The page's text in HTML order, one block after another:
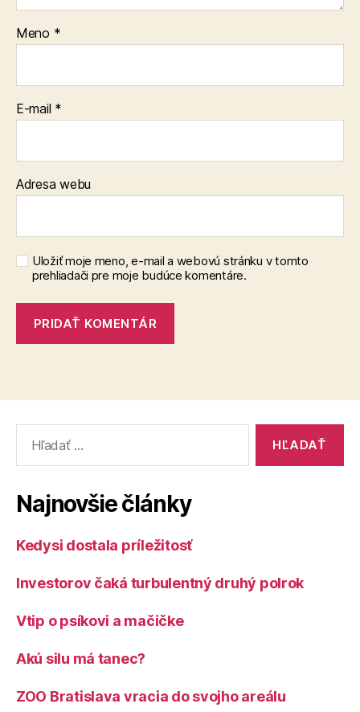
Meno *
E-mail *
Adresa webu
Uložiť moje meno, e-mail a webovú stránku v tomto
prehliadači pre moje budúce komentáre.
Najnovšie články
Kedysi dostala príležitosť
Investorov čaká turbulentný druhý polrok
Vtip o psíkovi a mačičke
Akú silu má tanec?
ZOO Bratislava vracia do svojho areálu